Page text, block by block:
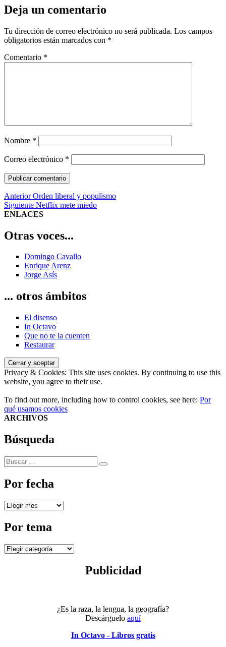
Deja un comentario
Tu dirección de correo electrónico no será publicada. Los campos
obligatorios están marcados con *
Comentario *
Nombre *
Correo electrónico *
Navegación
de
Anterior Entrada
anterior:
Orden liberal y populismo
Siguiente Entrada
siguiente:
Netflix mete miedo
ENLACES
Otras voces...
Domingo Cavallo
Enrique Arenz
Jorge Asís
... otros ámbitos
El disenso
In Octavo
Que no te la cuenten
Restaurar
Privacy & Cookies: This site uses cookies. By continuing to use this
website, you agree to their use.
To find out more, including how to control cookies, see here: Por
qué usamos cookies
ARCHIVOS
Búsqueda
Buscar
por:
Buscar
Por fecha
Por
Por tema
Por
Publicidad
¿Es la raza, la lengua, la geografía?
Descárguelo aquí
In Octavo - Libros gratis